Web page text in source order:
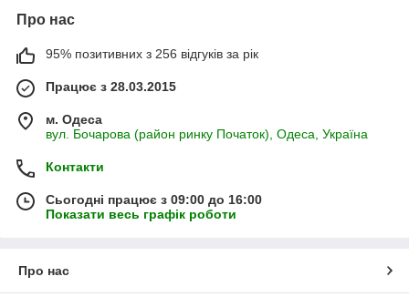
Про нас
95% позитивних з 256 відгуків за рік
Працює з 28.03.2015
м. Одеса
вул. Бочарова (район ринку Початок), Одеса, Україна
Контакти
Сьогодні працює з 09:00 до 16:00
Показати весь графік роботи
Про нас